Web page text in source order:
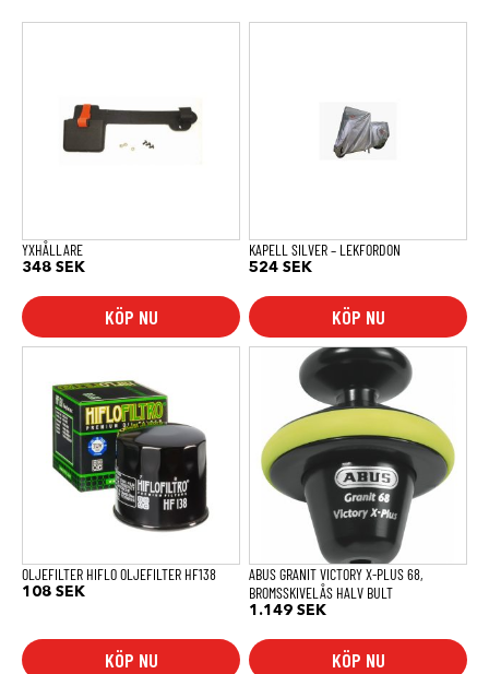
YXHÅLLARE
348 SEK
KÖP NU
KAPELL SILVER – LEKFORDON
524 SEK
KÖP NU
OLJEFILTER HIFLO OLJEFILTER HF138
108 SEK
KÖP NU
ABUS GRANIT VICTORY X-PLUS 68,
BROMSSKIVELÅS HALV BULT
1.149 SEK
KÖP NU